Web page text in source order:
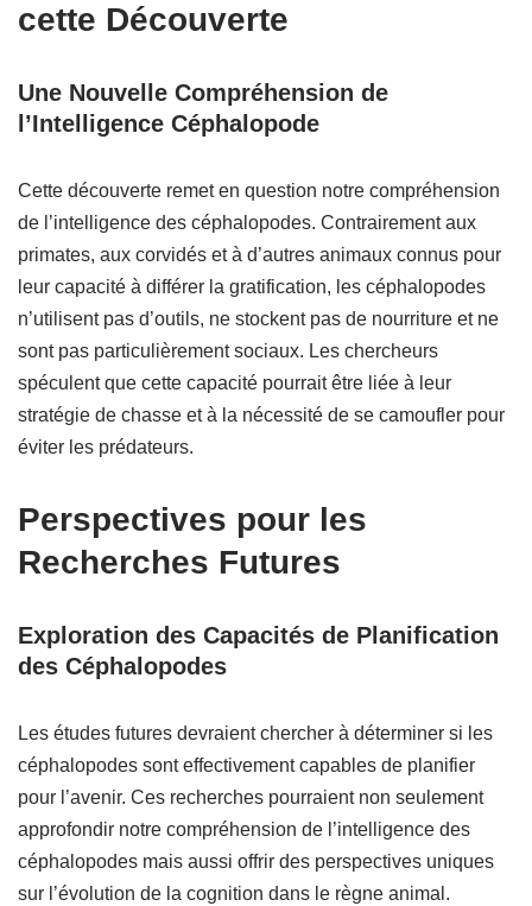
cette Découverte
Une Nouvelle Compréhension de
l’Intelligence Céphalopode
Cette découverte remet en question notre compréhension
de l’intelligence des céphalopodes. Contrairement aux
primates, aux corvidés et à d’autres animaux connus pour
leur capacité à différer la gratification, les céphalopodes
n’utilisent pas d’outils, ne stockent pas de nourriture et ne
sont pas particulièrement sociaux. Les chercheurs
spéculent que cette capacité pourrait être liée à leur
stratégie de chasse et à la nécessité de se camoufler pour
éviter les prédateurs.
Perspectives pour les
Recherches Futures
Exploration des Capacités de Planification
des Céphalopodes
Les études futures devraient chercher à déterminer si les
céphalopodes sont effectivement capables de planifier
pour l’avenir. Ces recherches pourraient non seulement
approfondir notre compréhension de l’intelligence des
céphalopodes mais aussi offrir des perspectives uniques
sur l’évolution de la cognition dans le règne animal.